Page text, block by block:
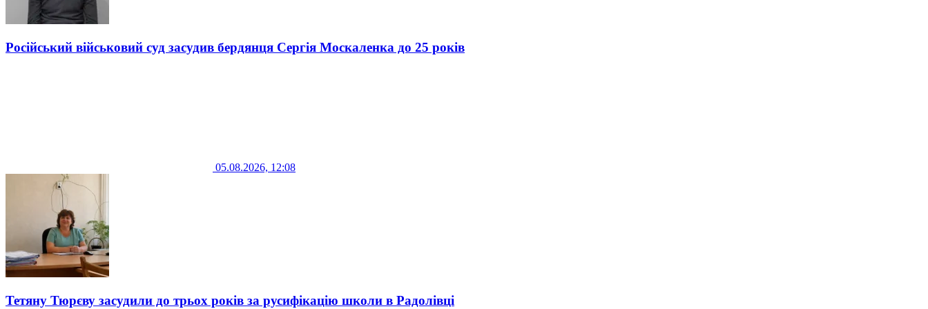
Російський військовий суд засудив бердянця Сергія Москаленка до 25 років
05.08.2026, 12:08
Тетяну Тюрєву засудили до трьох років за русифікацію школи в Радолівці